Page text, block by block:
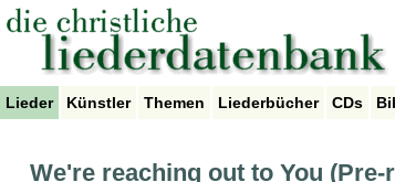
Lieder Künstler Themen Liederbücher CDs
We're reaching out to You (Pre-